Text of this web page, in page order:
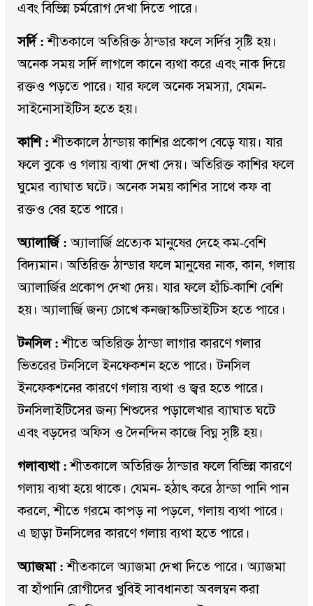
এবং বিভিন্ন চর্মরোগ দেখা দিতে পারে।
সর্দি :শীতকালে অতিরিক্ত ঠান্ডার ফলে সর্দির সৃষ্টি হয়।
অনেক সময় সর্দি লাগলে কানে ব্যথা করে এবং নাক দিয়ে
রক্তও পড়তে পারে। যার ফলে অনেক সমস্যা, যেমন-
সাইনোসাইটিস হতে হয়।
কাশি :শীতকালে ঠান্ডায় কাশির প্রকোপ বেড়ে যায়। যার
ফলে বুকে ও গলায় ব্যথা দেখা দেয়। অতিরিক্ত কাশির ফলে
ঘুমের ব্যাঘাত ঘটে। অনেক সময় কাশির সাথে কফ বা
রক্তও বের হতে পারে।
অ্যালার্জি :অ্যালার্জি প্রত্যেক মানুষের দেহে কম-বেশি
বিদ্যমান। অতিরিক্ত ঠান্ডার ফলে মানুষের নাক, কান, গলায়
অ্যালার্জির প্রকোপ দেখা দেয়। যার ফলে হাঁচি-কাশি বেশি
হয়। অ্যালার্জি জন্য চোখে কনজাস্কটিভাইটিস হতে পারে।
টনসিল :শীতে অতিরিক্ত ঠান্ডা লাগার কারণে গলার
ভিতরের টনসিলে ইনফেকশন হতে পারে। টনসিল
ইনফেকশনের কারণে গলায় ব্যথা ও জ্বর হতে পারে।
টনসিলাইটিসের জন্য শিশুদের পড়ালেখার ব্যাঘাত ঘটে
এবং বড়দের অফিস ও দৈনন্দিন কাজে বিঘ্ন সৃষ্টি হয়।
গলাব্যথা :শীতকালে অতিরিক্ত ঠান্ডার ফলে বিভিন্ন কারণে
গলায় ব্যথা হয়ে থাকে। যেমন- হঠাৎ করে ঠান্ডা পানি পান
করলে, শীতে গরমে কাপড় না পড়লে, গলায় ব্যথা পারে।
এ ছাড়া টনসিলের কারণে গলায় ব্যথা হতে পারে।
অ্যাজমা :শীতকালে অ্যাজমা দেখা দিতে পারে। অ্যাজমা
বা হাঁপানি রোগীদের খুবিই সাবধানতা অবলম্বন করা